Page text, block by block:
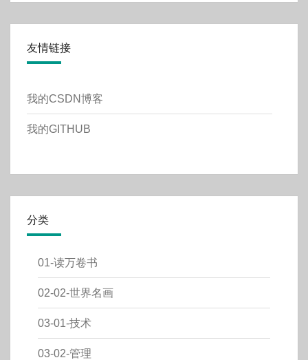
友情链接
我的CSDN博客
我的GITHUB
分类
01-读万卷书
02-02-世界名画
03-01-技术
03-02-管理